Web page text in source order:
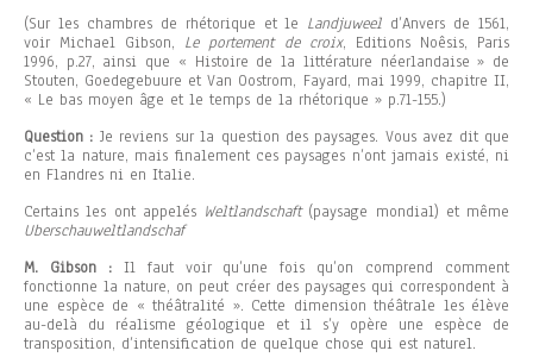
(Sur les chambres de rhétorique et le Landjuweel d’Anvers de 1561,
voir Michael Gibson, Le portement de croix, Editions Noêsis, Paris
1996, p.27, ainsi que « Histoire de la littérature néerlandaise » de
Stouten, Goedegebuure et Van Oostrom, Fayard, mai 1999, chapitre II,
« Le bas moyen âge et le temps de la rhétorique » p.71-155.)
Question : Je reviens sur la question des paysages. Vous avez dit que
c’est la nature, mais finalement ces paysages n’ont jamais existé, ni
en Flandres ni en Italie.
Certains les ont appelés Weltlandschaft(paysage mondial) et même
Uberschauweltlandschaf
M. Gibson :Il faut voir qu’une fois qu’on comprend comment
fonctionne la nature, on peut créer des paysages qui correspondent à
une espèce de « théâtralité ». Cette dimension théâtrale les élève
au-delà du réalisme géologique et il s’y opère une espèce de
transposition, d’intensification de quelque chose qui est naturel.